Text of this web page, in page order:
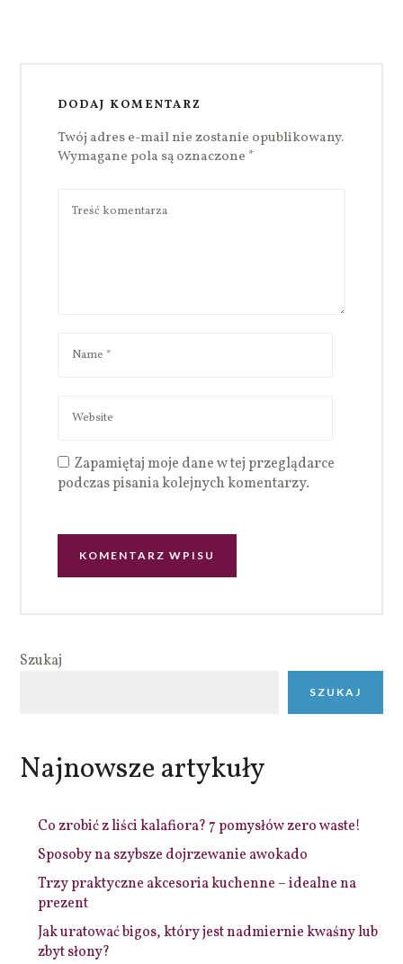
DODAJ KOMENTARZ
Twój adres e-mail nie zostanie opublikowany.
Wymagane pola są oznaczone *
Zapamiętaj moje dane w tej przeglądarce
podczas pisania kolejnych komentarzy.
Szukaj
SZUKAJ
Najnowsze artykuły
Co zrobić z liści kalafiora? 7 pomysłów zero waste!
Sposoby na szybsze dojrzewanie awokado
Trzy praktyczne akcesoria kuchenne – idealne na
prezent
Jak uratować bigos, który jest nadmiernie kwaśny lub
zbyt słony?